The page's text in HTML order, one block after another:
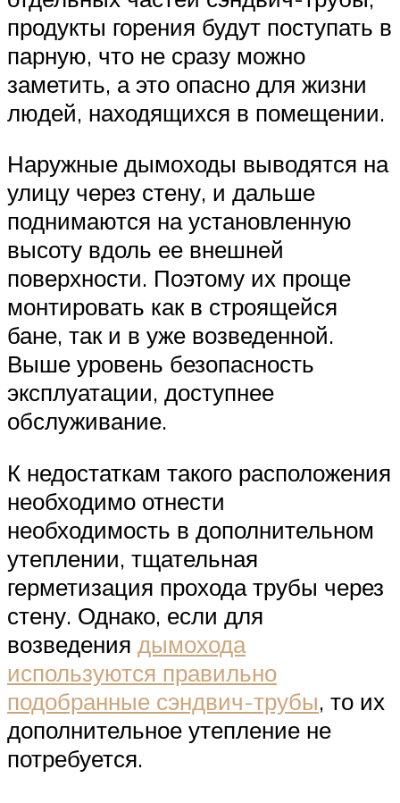
продукты горения будут поступать в
парную, что не сразу можно
заметить, а это опасно для жизни
людей, находящихся в помещении.
Наружные дымоходы выводятся на
улицу через стену, и дальше
поднимаются на установленную
высоту вдоль ее внешней
поверхности. Поэтому их проще
монтировать как в строящейся
бане, так и в уже возведенной.
Выше уровень безопасность
эксплуатации, доступнее
обслуживание.
К недостаткам такого расположения
необходимо отнести
необходимость в дополнительном
утеплении, тщательная
герметизация прохода трубы через
стену. Однако, если для
возведения дымохода
используются правильно
подобранные сэндвич-трубы, то их
дополнительное утепление не
потребуется.